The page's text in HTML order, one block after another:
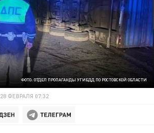
ФОТО: ОТДЕЛ ПРОПАГАНДЫ УГИБДД ПО РОСТОВСКОЙ ОБЛАСТИ
28 ФЕВРАЛЯ 07:32